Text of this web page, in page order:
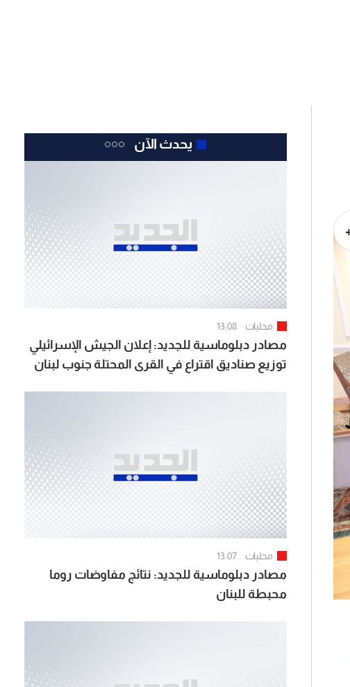
يحدث الآن
محليات 13:08
مصادر دبلوماسية للجديد: إعلان الجيش الإسرائيلي
توزيع صناديق اقتراع في القرى المحتلة جنوب لبنان
محليات 13:07
مصادر دبلوماسية للجديد: نتائج مفاوضات روما
محبطة للبنان